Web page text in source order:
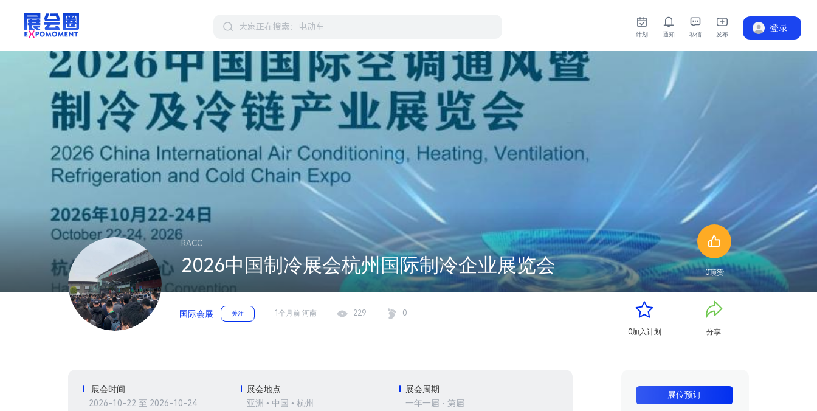
计划 通知 私信 发布
登录
RACC
2026中国制冷展会杭州国际制冷企业展览会 0顶赞
国际会展 关注 1个月前 河南 229 0
0加入计划 分享
展会时间
2026-10-22 至 2026-10-24
展会地点
亚洲 • 中国 • 杭州
展会周期
一年一届 · 第届
展位预订